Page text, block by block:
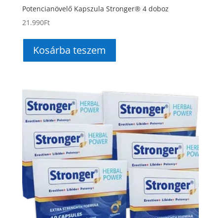
Potencianövelő Kapszula Stronger® 4 doboz
21.990Ft
Kosárba teszem